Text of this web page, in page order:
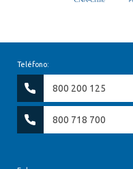
Teléfono:
800 200 125
800 718 700